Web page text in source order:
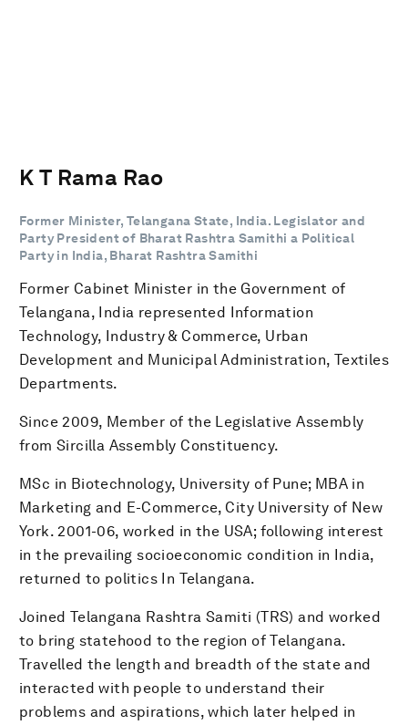
K T Rama Rao
Former Minister, Telangana State, India. Legislator and
Party President of Bharat Rashtra Samithi a Political
Party in India, Bharat Rashtra Samithi
Former Cabinet Minister in the Government of
Telangana, India represented Information
Technology, Industry & Commerce, Urban
Development and Municipal Administration, Textiles
Departments.
Since 2009, Member of the Legislative Assembly
from Sircilla Assembly Constituency.
MSc in Biotechnology, University of Pune; MBA in
Marketing and E-Commerce, City University of New
York. 2001-06, worked in the USA; following interest
in the prevailing socioeconomic condition in India,
returned to politics In Telangana.
Joined Telangana Rashtra Samiti (TRS) and worked
to bring statehood to the region of Telangana.
Travelled the length and breadth of the state and
interacted with people to understand their
problems and aspirations, which later helped in